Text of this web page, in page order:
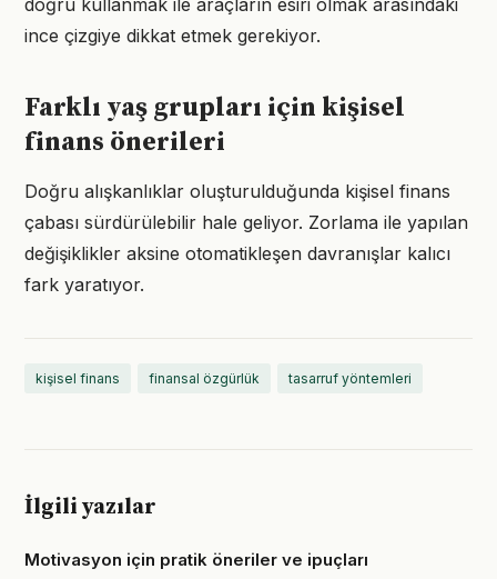
doğru kullanmak ile araçların esiri olmak arasındaki
ince çizgiye dikkat etmek gerekiyor.
Farklı yaş grupları için kişisel
finans önerileri
Doğru alışkanlıklar oluşturulduğunda kişisel finans
çabası sürdürülebilir hale geliyor. Zorlama ile yapılan
değişiklikler aksine otomatikleşen davranışlar kalıcı
fark yaratıyor.
kişisel finans finansal özgürlük tasarruf yöntemleri
İlgili yazılar
Motivasyon için pratik öneriler ve ipuçları